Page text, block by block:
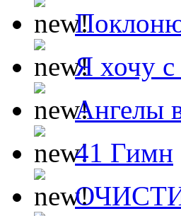
Я хочу с
Ангелы
41 Гимн